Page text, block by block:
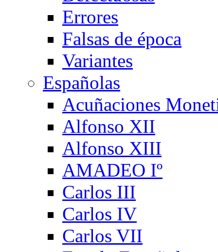
Errores
Falsas de época
Variantes
Españolas
Acuñaciones
Alfonso XII
Alfonso XIII
AMADEO Iº
Carlos III
Carlos IV
Carlos VII